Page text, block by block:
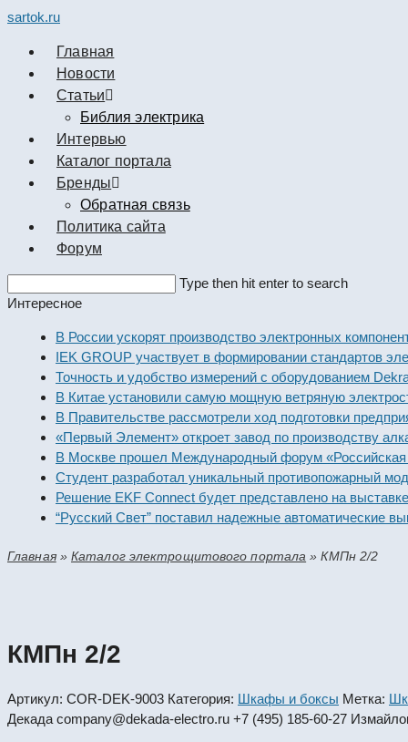
sartok.ru
Главная
Новости
Cтатьи
Библия электрика
Интервью
Каталог портала
Бренды
Обратная связь
Политика сайта
Форум
this
Type then hit enter to search
Интересное
В России ускорят производство электронных
IEK GROUP участвует в формировании стандартов
Точность и удобство измерений с оборудованием
В Китае установили самую мощную ветряную
В Правительстве рассмотрели ход подготовки
«Первый Элемент» откроет завод по производству
В Москве прошел Международный форум
Студент разработал уникальный противопожарный
Решение EKF Connect будет представлено на
“Русский Свет” поставил надежные
Главная»Каталог электрощитового портала »КМПн 2/2
КМПн 2/2
Артикул: COR-DEK-9003 Категория: Шкафы и боксы Метка:
Декада company@dekada-electro.ru +7 (495) 185-60-27